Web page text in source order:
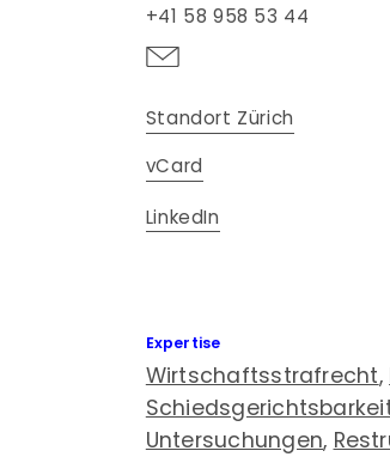
+41 58 958 53 44
Standort Zürich
vCard
LinkedIn
Expertise
Wirtschaftsstrafrecht,
Untersuchungen,